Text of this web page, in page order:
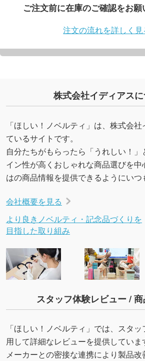
ご注文前に在庫のご確認をお願
注文の流れを詳しく見
株式会社イディアス
「ほしい！ノベルティ」は、株式会
ているサイトです。
自分たちがもらったら「うれしい！
イン性が高くおしゃれな商品選びを
はの商品情報を提供できるようにいつ
会社概要を見る
より良きノベルティ・記念品づくりを
目指した取り組み
スタッフ体験レビュー /
「ほしい！ノベルティ」では、スタ
用して詳細なレビューを提供していま
メーカーとの密接な連携により製品改